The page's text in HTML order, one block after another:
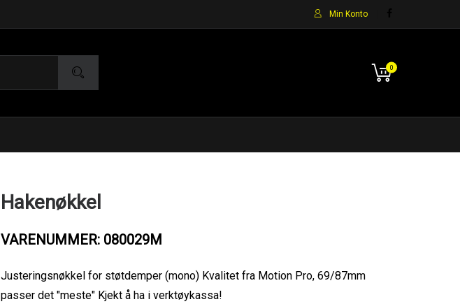
Min Konto
0
Hakenøkkel
VARENUMMER: 080029M
Justeringsnøkkel for støtdemper (mono) Kvalitet fra Motion Pro, 69/87mm
passer det "meste" Kjekt å ha i verktøykassa!